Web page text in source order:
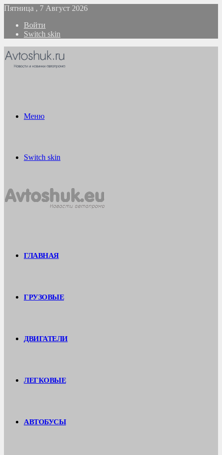
Пятница , 7 Август 2026
Войти
Switch skin
Меню
Switch skin
ГЛАВНАЯ
ГРУЗОВЫЕ
ДВИГАТЕЛИ
ЛЕГКОВЫЕ
АВТОБУСЫ